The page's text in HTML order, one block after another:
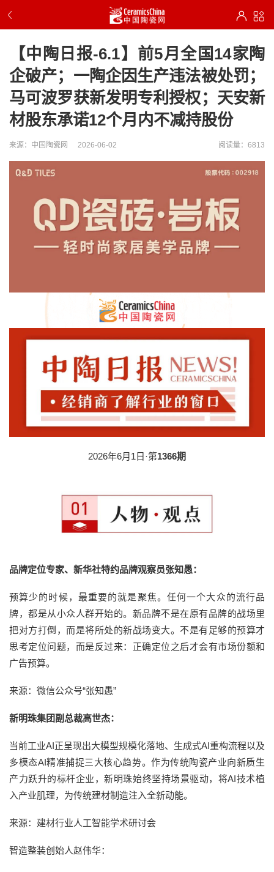
【中陶日报-6.1】前5月全国14家陶
企破产；一陶企因生产违法被处罚；
马可波罗获新发明专利授权；天安新
材股东承诺12个月内不减持股份
来源：中国陶瓷网 2026-06-02 阅读量：6813
2026年6月1日·第1366期
品牌定位专家、新华社特约品牌观察员张知愚：
预算少的时候，最重要的就是聚焦。任何一个大众的流行品
牌，都是从小众人群开始的。新品牌不是在原有品牌的战场里
把对方打倒，而是将所处的新战场变大。不是有足够的预算才
思考定位问题，而是反过来：正确定位之后才会有市场份额和
广告预算。
来源：微信公众号“张知愚”
新明珠集团副总裁高世杰：
当前工业AI正呈现出大模型规模化落地、生成式AI重构流程以及
多模态AI精准捕捉三大核心趋势。作为传统陶瓷产业向新质生
产力跃升的标杆企业，新明珠始终坚持场景驱动，将AI技术植
入产业肌理，为传统建材制造注入全新动能。
来源：建材行业人工智能学术研讨会
智造整装创始人赵伟华：